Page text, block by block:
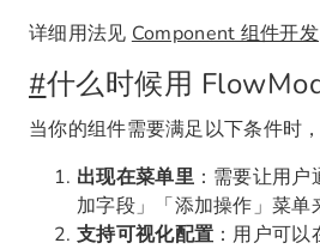
详细用法见 Component 组件开发
#什么时候用
当你的组件需要满足以下条件时
出现在菜单里：需要让用户
加字段」「添加操作」菜单
支持可视化配置 ：用户可